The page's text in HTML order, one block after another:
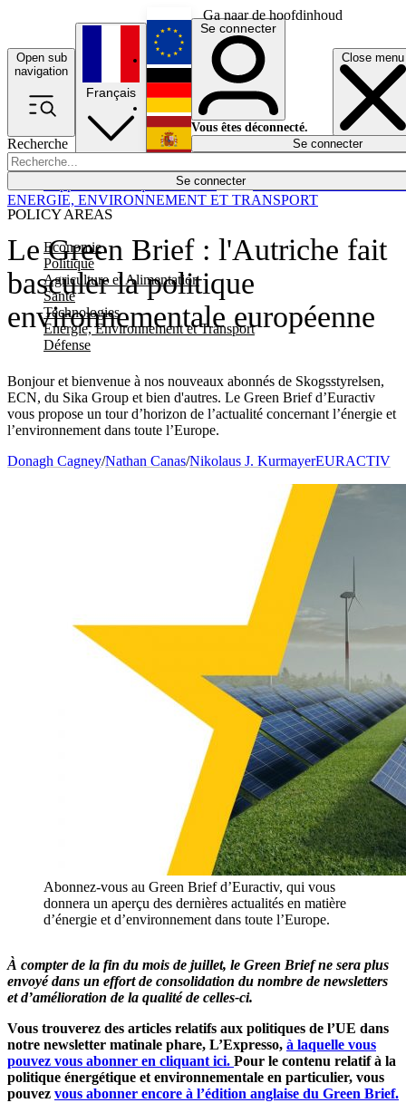
Ga naar de hoofdinhoud
Open sub
navigation
Close menu
Recherche
Se connecter
POLICY AREAS
Economie
Politique
Agriculture et Alimentation
Santé
Technologies
Energie, Environnement et Transport
Défense
Économie
Français
English
Deutsch
Español
Se connecter
Vous êtes déconnecté.
Se connecter
Le Green Brief : l'Autriche fait
basculer la politique
environnementale européenne
Bonjour et bienvenue à nos nouveaux abonnés de Skogsstyrelsen,
ECN, du Sika Group et bien d'autres. Le Green Brief d’Euractiv
vous propose un tour d’horizon de l’actualité concernant l’énergie et
l’environnement dans toute l’Europe.
ENERGIE, ENVIRONNEMENT ET TRANSPORT
Donagh Cagney/Nathan Canas/Nikolaus J. KurmayerEURACTIV
Abonnez-vous au Green Brief d’Euractiv, qui vous
donnera un aperçu des dernières actualités en matière
d’énergie et d’environnement dans toute l’Europe.
À compter de la fin du mois de juillet, le Green Brief ne sera plus
envoyé dans un effort de consolidation du nombre de newsletters
et d’amélioration de la qualité de celles-ci.
Vous trouverez des articles relatifs aux politiques de l’UE dans
notre newsletter matinale phare, L’Expresso, à laquelle vous
pouvez vous abonner en cliquant ici. Pour le contenu relatif à la
politique énergétique et environnementale en particulier, vous
pouvez vous abonner encore à l’édition anglaise du Green Brief.